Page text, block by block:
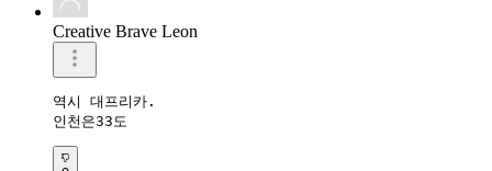
Creative Brave Leon
역시 대프리카.
인천은33도